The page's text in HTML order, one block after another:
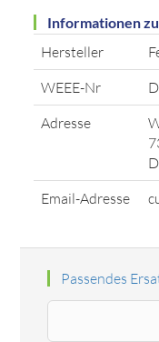
Informationen
Hersteller
WEEE-Nr
Adresse
Email-Adresse
Passendes